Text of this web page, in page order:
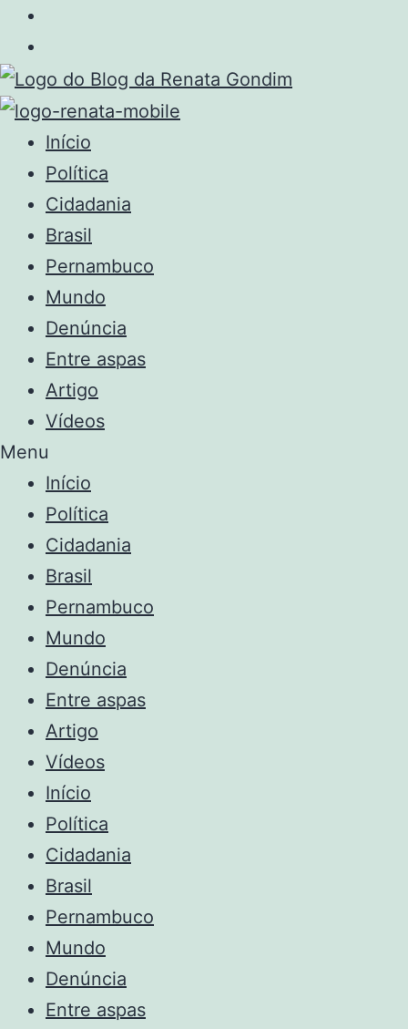
Início
Política
Cidadania
Brasil
Pernambuco
Mundo
Denúncia
Entre aspas
Artigo
Vídeos
Menu
Início
Política
Cidadania
Brasil
Pernambuco
Mundo
Denúncia
Entre aspas
Artigo
Vídeos
Início
Política
Cidadania
Brasil
Pernambuco
Mundo
Denúncia
Entre aspas